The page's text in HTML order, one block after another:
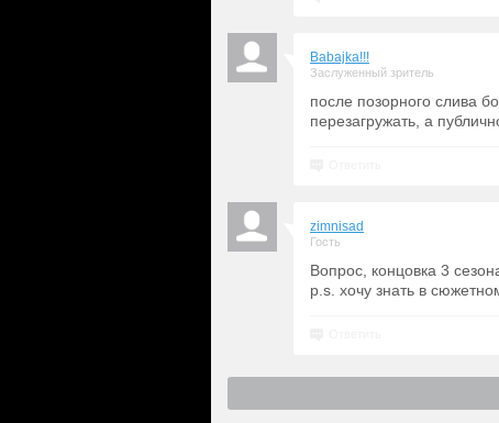
Babajka!!!
Заслуженный зритель
после позорного слива
перезагружать, а
zimnisad
Гость
Вопрос, концовка 3
p.s. хочу знать в